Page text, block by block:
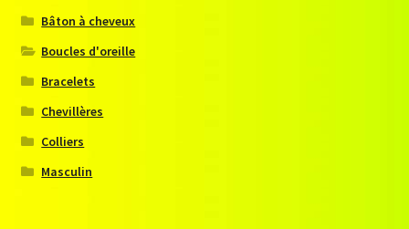
Bâton à cheveux
Boucles d'oreille
Bracelets
Chevillères
Colliers
Masculin